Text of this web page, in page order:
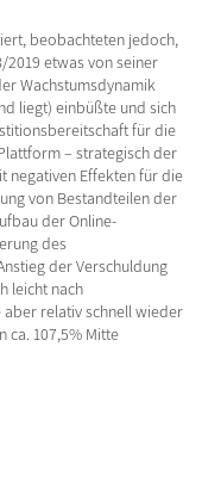
beobachteten jedoch,
2019 etwas von seiner
Wachstumsdynamik
liegt) einbüßte und sich
für die
– strategisch der
negativen Effekten für die
von Bestandteilen der
der Online-
des
der Verschuldung
leicht nach
relativ schnell wieder
ca. 107,5% Mitte